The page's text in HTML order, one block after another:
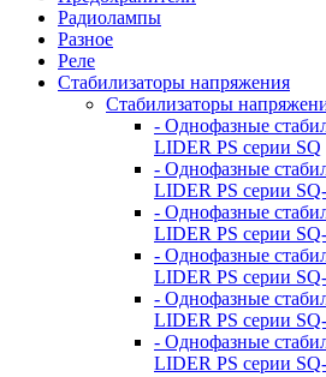
Радиолампы
Разное
Реле
Стабилизаторы напряжения
Стабилизаторы
- Однофазные
LIDER PS серии SQ
- Однофазные
LIDER PS серии
- Однофазные
LIDER PS серии
- Однофазные
LIDER PS серии
- Однофазные
LIDER PS серии
- Однофазные
LIDER PS серии